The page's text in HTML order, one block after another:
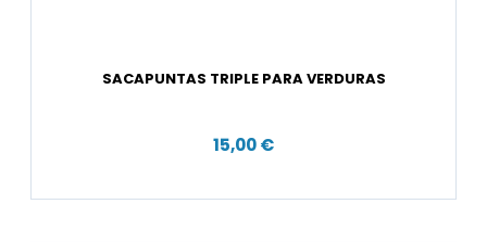
SACAPUNTAS TRIPLE PARA VERDURAS
15,00 €